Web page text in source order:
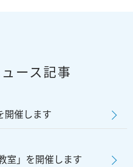
ース記事
開催します
室」を開催します